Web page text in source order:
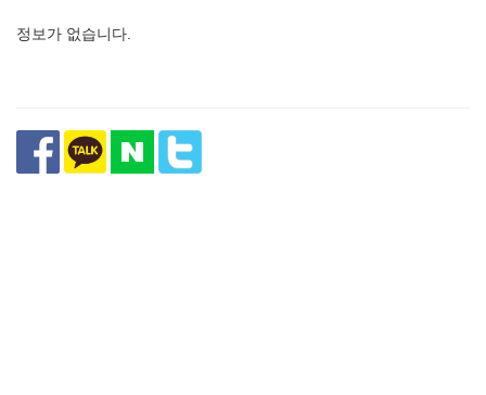
정보가 없습니다.